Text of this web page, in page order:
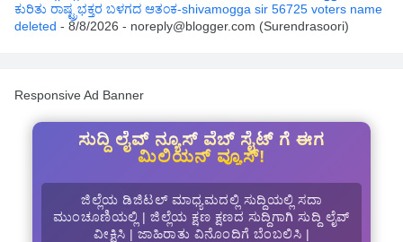
ಕುರಿತು ರಾಷ್ಟ್ರಭಕ್ತರ ಬಳಗದ ಆತಂಕ-shivamogga sir 56725 voters name
deleted - 8/8/2026 - noreply@blogger.com (Surendrasoori)
Responsive Ad Banner
ಸುದ್ದಿ ಲೈವ್ ನ್ಯೂಸ್ ವೆಬ್ ಸೈಟ್ ಗೆ ಈಗ
ಮಿಲಿಯನ್ ವ್ಯೂಸ್!
ಜಿಲ್ಲೆಯ ಡಿಜಿಟಲ್ ಮಾಧ್ಯಮದಲ್ಲಿ ಸುದ್ದಿಯಲ್ಲಿ ಸದಾ
ಮುಂಚೂಣಿಯಲ್ಲಿ | ಜಿಲ್ಲೆಯ ಕ್ಷಣ ಕ್ಷಣದ ಸುದ್ದಿಗಾಗಿ ಸುದ್ದಿ ಲೈವ್
ವೀಕ್ಷಿಸಿ | ಜಾಹಿರಾತು ವಿನೊಂದಿಗೆ ಬೆಂಬಲಿಸಿ |